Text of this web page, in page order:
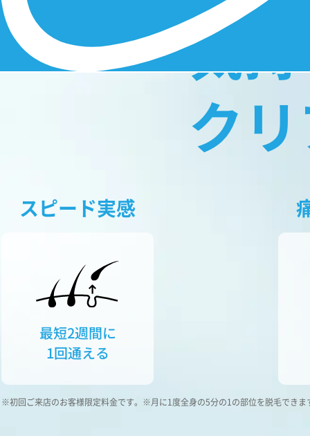
気
ク
スピード実感
最短2週間に
1回通える
初回ご来店のお客様限定料金です。 月に1度全身の5分の1の部位を脱毛できま